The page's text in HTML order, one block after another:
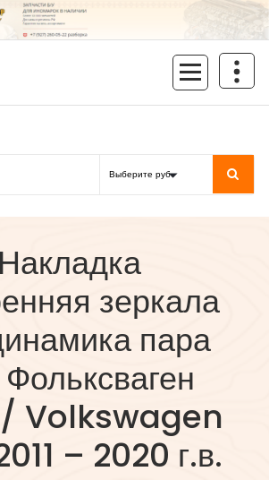
Накладка
зеркала
пара
Volkswagen
– 2020 г.в.